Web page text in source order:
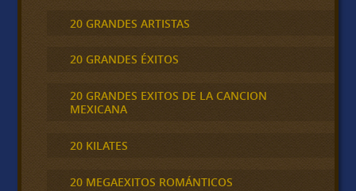
20 GRANDES ARTISTAS
20 GRANDES ÉXITOS
20 GRANDES EXITOS DE LA CANCION
MEXICANA
20 KILATES
20 MEGAEXITOS ROMÁNTICOS